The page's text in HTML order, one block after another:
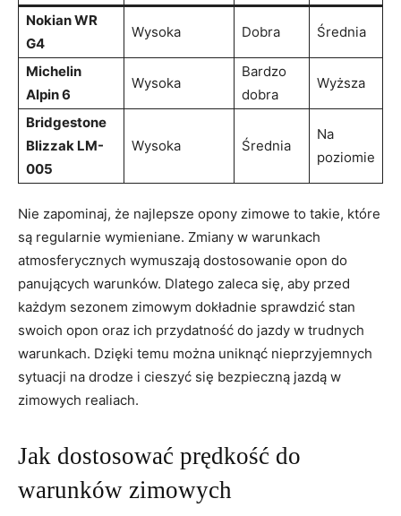
Nokian WR
G4
Wysoka Dobra Średnia
Michelin
Alpin⁣ 6
Wysoka
Bardzo
dobra
Wyższa
Bridgestone
Blizzak⁢ LM-
005
Wysoka Średnia
Na
poziomie
Nie zapominaj, ‍że najlepsze ​opony zimowe to takie, ‍które
są‍ regularnie wymieniane. Zmiany w⁤ warunkach
atmosferycznych wymuszają dostosowanie opon ‌do
panujących warunków. Dlatego⁢ zaleca się, aby przed
⁣każdym sezonem ‍zimowym dokładnie sprawdzić⁢ stan⁣
swoich opon oraz ⁤ich przydatność do jazdy⁤ w trudnych
‌warunkach. Dzięki temu można uniknąć nieprzyjemnych
sytuacji na drodze i cieszyć się bezpieczną jazdą w
‍zimowych⁣ realiach.
Jak dostosować⁣ prędkość do
warunków zimowych